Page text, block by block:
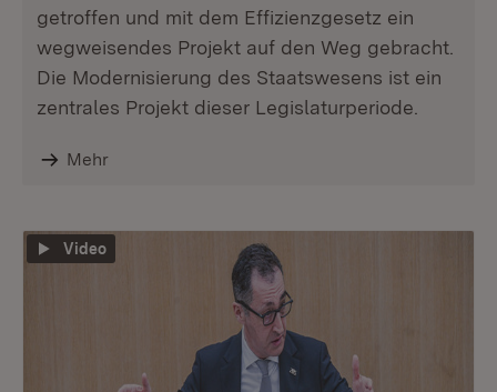
getroffen und mit dem Effizienzgesetz ein
wegweisendes Projekt auf den Weg gebracht.
Die Modernisierung des Staatswesens ist ein
zentrales Projekt dieser Legislaturperiode.
Mehr
Video